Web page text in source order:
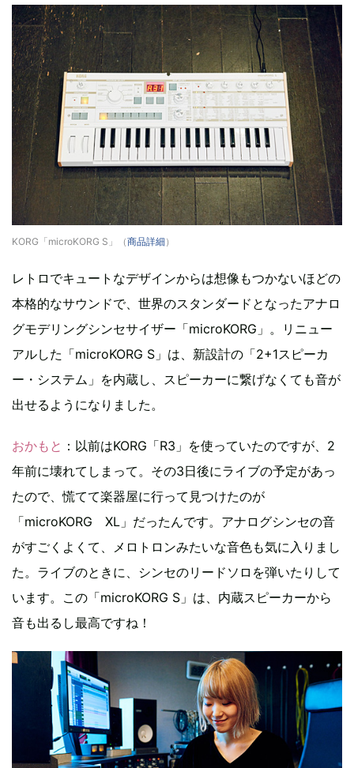
KORG「microKORG S」（商品詳細 ）
レトロでキュートなデザインからは想像もつかないほどの
本格的なサウンドで、世界のスタンダードとなったアナロ
グモデリングシンセサイザー「microKORG」。リニュー
アルした「microKORG S」は、新設計の「2+1スピーカ
ー・システム」を内蔵し、スピーカーに繋げなくても音が
出せるようになりました。
おかもと ：以前はKORG「R3」を使っていたのですが、2
年前に壊れてしまって。その3日後にライブの予定があっ
たので、慌てて楽器屋に行って見つけたのが
「microKORG XL」だったんです。アナログシンセの音
がすごくよくて、メロトロンみたいな音色も気に入りまし
た。ライブのときに、シンセのリードソロを弾いたりして
います。この「microKORG S」は、内蔵スピーカーから
音も出るし最高ですね！